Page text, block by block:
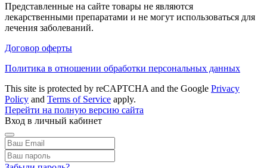
Представленные на сайте товары не являются
лекарственными препаратами и не могут использоваться для
лечения заболеваний.
Договор оферты
Политика в отношении обработки персональных данных
This site is protected by reCAPTCHA and the Google Privacy
Policy and Terms of Service apply.
Перейти на полную версию сайта
Вход в личный кабинет